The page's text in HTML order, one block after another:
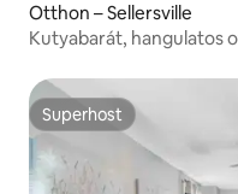
Otthon – Sellersville
Kutyabarát, hangulatos
Superhost
Superhost